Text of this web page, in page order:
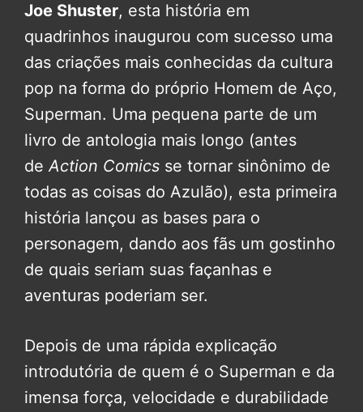
Joe Shuster, esta história em
quadrinhos inaugurou com sucesso uma
das criações mais conhecidas da cultura
pop na forma do próprio Homem de Aço,
Superman. Uma pequena parte de um
livro de antologia mais longo (antes
deAction Comics se tornar sinônimo de
todas as coisas do Azulão), esta primeira
história lançou as bases para o
personagem, dando aos fãs um gostinho
de quais seriam suas façanhas e
aventuras poderiam ser.
Depois de uma rápida explicação
introdutória de quem é o Superman e da
imensa força, velocidade e durabilidade